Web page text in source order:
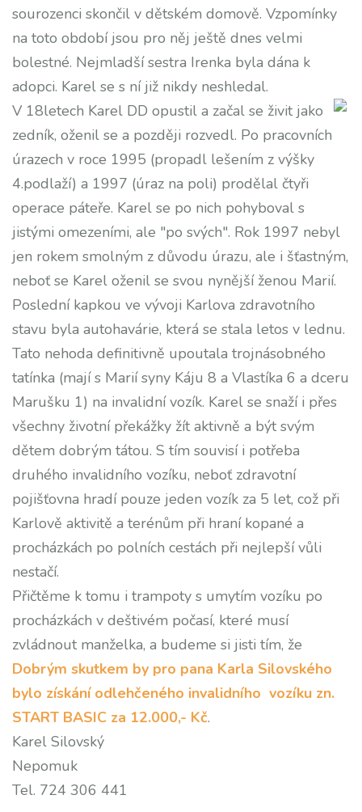
sourozenci skončil v dětském domově. Vzpomínky
na toto období jsou pro něj ještě dnes velmi
bolestné. Nejmladší sestra Irenka byla dána k
adopci. Karel se s ní již nikdy neshledal.
V 18letech Karel DD opustil a začal se živit jako
zedník, oženil se a později rozvedl. Po pracovních
úrazech v roce 1995 (propadl lešením z výšky
4.podlaží) a 1997 (úraz na poli) prodělal čtyři
operace páteře. Karel se po nich pohyboval s
jistými omezeními, ale "po svých". Rok 1997 nebyl
jen rokem smolným z důvodu úrazu, ale i šťastným,
neboť se Karel oženil se svou nynější ženou Marií.
Poslední kapkou ve vývoji Karlova zdravotního
stavu byla autohavárie, která se stala letos v lednu.
Tato nehoda definitivně upoutala trojnásobného
tatínka (mají s Marií syny Káju 8 a Vlastíka 6 a dceru
Marušku 1) na invalidní vozík. Karel se snaží i přes
všechny životní překážky žít aktivně a být svým
dětem dobrým tátou. S tím souvisí i potřeba
druhého invalidního vozíku, neboť zdravotní
pojišťovna hradí pouze jeden vozík za 5 let, což při
Karlově aktivitě a terénům při hraní kopané a
procházkách po polních cestách při nejlepší vůli
nestačí.
Přičtěme k tomu i trampoty s umytím vozíku po
procházkách v deštivém počasí, které musí
zvládnout manželka, a budeme si jisti tím, že
Dobrým skutkem by pro pana Karla Silovského
bylo získání odlehčeného invalidního vozíku zn.
START BASIC za 12.000,- Kč.
Karel Silovský
Nepomuk
Tel. 724 306 441